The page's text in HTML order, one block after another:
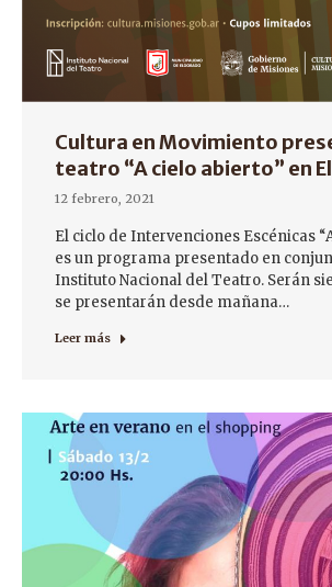
Cultura en Movimiento
teatro “A cielo abierto” en
12 febrero, 2021
El ciclo de Intervenciones Escénicas
es un programa presentado en
Instituto Nacional del Teatro. Serán
se presentarán desde mañana…
Leer más